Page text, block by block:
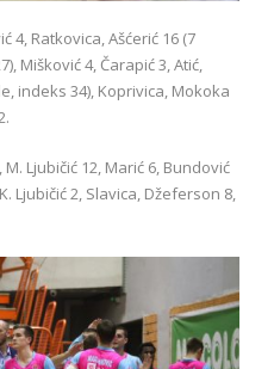
4, Ratkovica, Ašćerić 16 (7
Mišković 4, Čarapić 3, Atić,
indeks 34), Koprivica, Mokoka
Ljubičić 12, Marić 6, Bundović
Ljubičić 2, Slavica, Džeferson 8,